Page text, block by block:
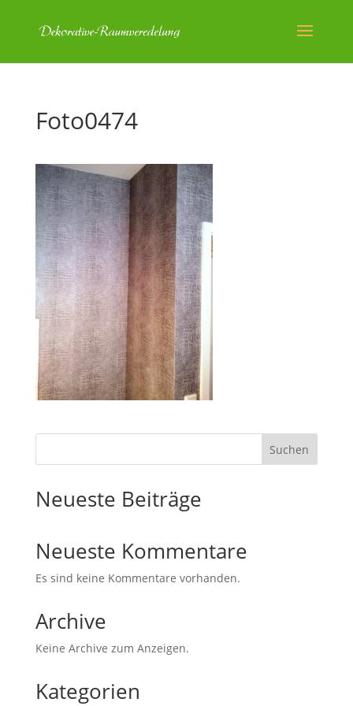
Foto0474
Suchen
Neueste Beiträge
Neueste Kommentare
Es sind keine Kommentare vorhanden.
Archive
Keine Archive zum Anzeigen.
Kategorien